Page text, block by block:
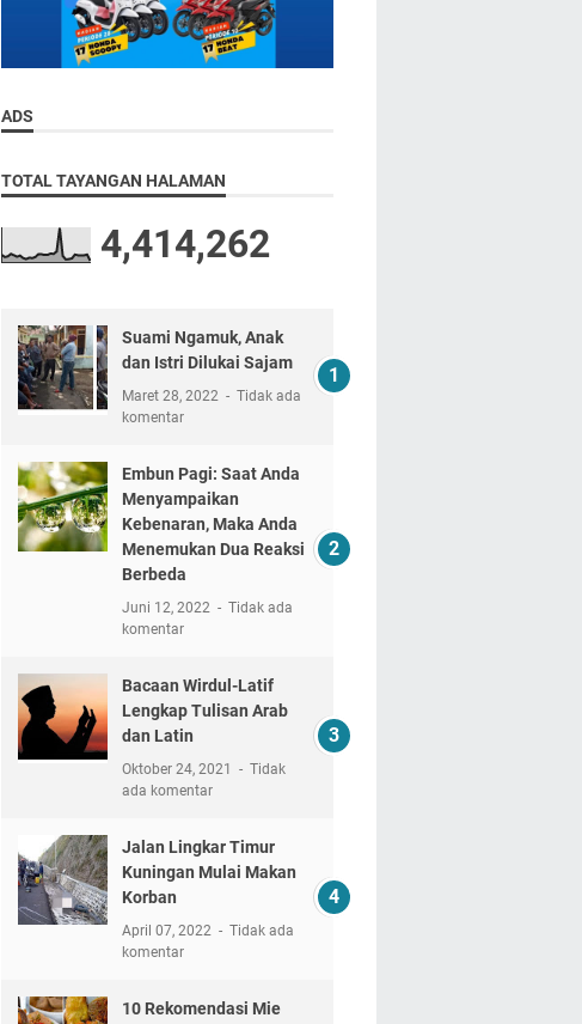
ADS
TOTAL TAYANGAN HALAMAN
4,414,262
Suami Ngamuk, Anak
dan Istri Dilukai Sajam
Maret 28, 2022
Tidak ada
komentar
Embun Pagi: Saat Anda
Menyampaikan
Kebenaran, Maka Anda
Menemukan Dua Reaksi
Berbeda
Juni 12, 2022
Tidak ada
komentar
Bacaan Wirdul-Latif
Lengkap Tulisan Arab
dan Latin
Oktober 24, 2021
Tidak
ada komentar
Jalan Lingkar Timur
Kuningan Mulai Makan
Korban
April 07, 2022
Tidak ada
komentar
10 Rekomendasi Mie